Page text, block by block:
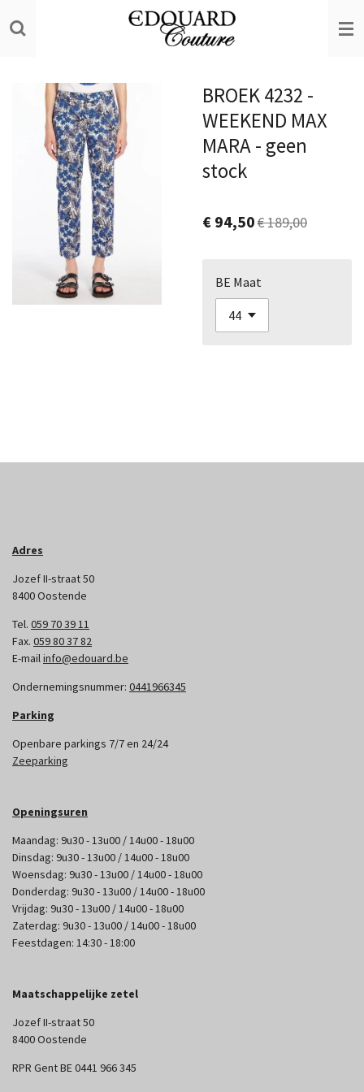
direct
hoofdinhoud
BROEK 4232 -
WEEKEND MAX
MARA - geen
stock
€ 94,50€ 189,00
BE Maat
Adres
Jozef II-straat 50
8400 Oostende
Tel. 059 70 39 11
Fax. 059 80 37 82
E-mailinfo@edouard.be
Ondernemingsnummer: 0441966345
Parking
Openbare parkings 7/7 en 24/24
Zeeparking
Openingsuren
Maandag: 9u30 - 13u00 / 14u00 - 18u00
Dinsdag: 9u30 - 13u00 / 14u00 - 18u00
Woensdag: 9u30 - 13u00 / 14u00 - 18u00
Donderdag: 9u30 - 13u00 / 14u00 - 18u00
Vrijdag: 9u30 - 13u00 / 14u00 - 18u00
Zaterdag: 9u30 - 13u00 / 14u00 - 18u00
Feestdagen: 14:30 - 18:00
Maatschappelijke zetel
Jozef II-straat 50
8400 Oostende
RPR Gent BE 0441 966 345